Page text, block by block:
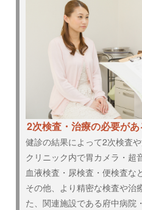
2次検査・治療の必要が
健診の結果によって2次検査
クリニック内で胃カメラ・超
血液検査・尿検査・便検査な
その他、より精密な検査や治
た、関連施設である府中病院